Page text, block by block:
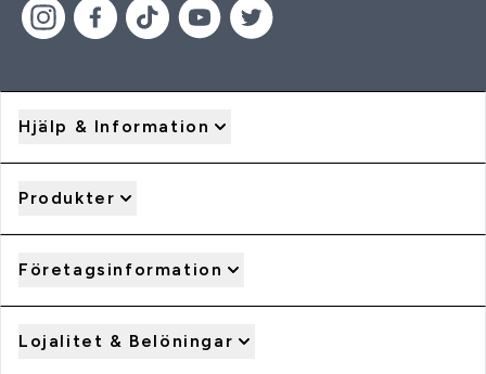
Hjälp & Information
Produkter
Företagsinformation
Lojalitet & Belöningar